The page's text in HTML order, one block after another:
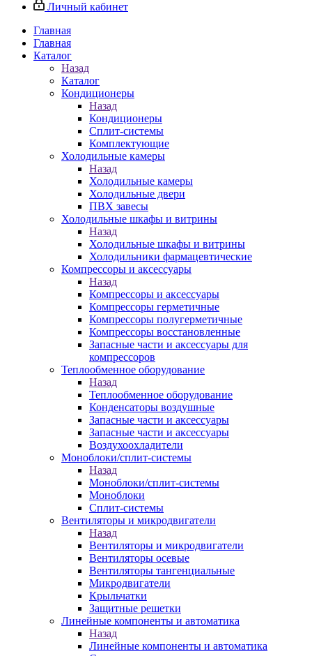
Личный кабинет
Главная
Главная
Каталог
Назад
Каталог
Кондиционеры
Назад
Кондиционеры
Сплит-системы
Комплектующие
Холодильные камеры
Назад
Холодильные камеры
Холодильные двери
ПВХ завесы
Холодильные шкафы и витрины
Назад
Холодильные шкафы и витрины
Холодильники фармацевтические
Компрессоры и аксессуары
Назад
Компрессоры и аксессуары
Компрессоры герметичные
Компрессоры полугерметичные
Компрессоры восстановленные
Запасные части и аксессуары для
компрессоров
Теплообменное оборудование
Назад
Теплообменное оборудование
Конденсаторы воздушные
Запасные части и аксессуары
Запасные части и аксессуары
Воздухоохладители
Моноблоки/сплит-системы
Назад
Моноблоки/сплит-системы
Моноблоки
Сплит-системы
Вентиляторы и микродвигатели
Назад
Вентиляторы и микродвигатели
Вентиляторы осевые
Вентиляторы тангенциальные
Микродвигатели
Крыльчатки
Защитные решетки
Линейные компоненты и автоматика
Назад
Линейные компоненты и автоматика